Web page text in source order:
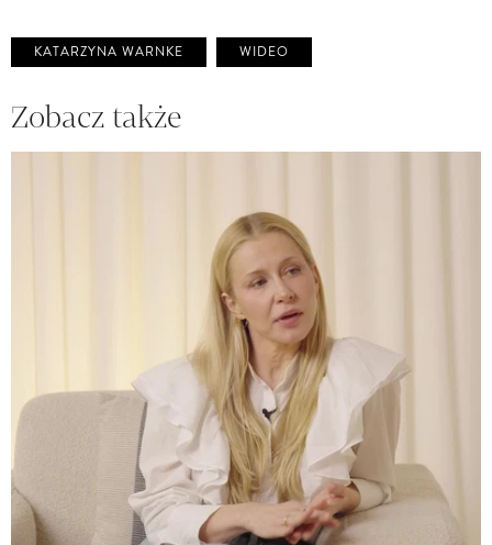
KATARZYNA WARNKE WIDEO
Zobacz także